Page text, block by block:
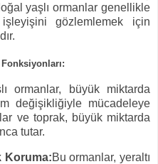
yaşlı ormanlar genellikle
işleyişini gözlemlemek için
ormanlar, büyük miktarda
değişikliğiyle mücadeleye
ve toprak, büyük miktarda
tutar.
Koruma:Bu ormanlar, yeraltı